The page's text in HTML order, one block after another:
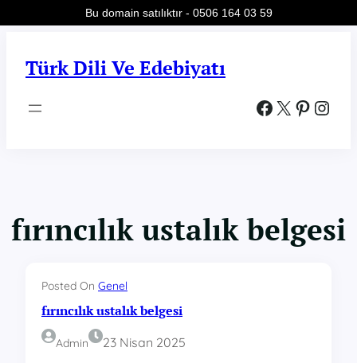
Türk Dili Ve Edebiyatı
Facebook X Pinterest Instagram
fırıncılık ustalık belgesi
Posted On Genel
fırıncılık ustalık belgesi
Admin
23 Nisan 2025
Bu domain satılıktır - 0506 164 03 59